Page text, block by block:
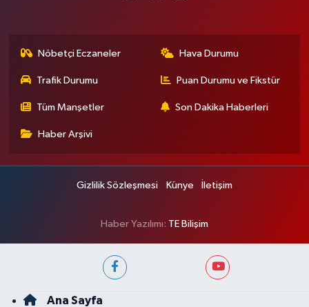
Nöbetçi Eczaneler Hava Durumu
Trafik Durumu Puan Durumu ve Fikstür
Tüm Manşetler Son Dakika Haberleri
Haber Arşivi
Gizlilik Sözleşmesi Künye İletişim
Haber Yazılımı: TE Bilişim
Ana Sayfa